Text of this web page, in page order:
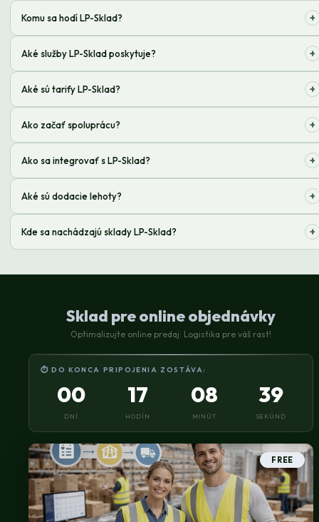
Komu sa hodí LP-Sklad?
+
doručenie tovaru;
Aké služby LP-Sklad poskytuje? +
Aké sú tarify LP-Sklad?
+
Ako začať spoluprácu?
+
Ako sa integrovať s LP-Sklad?
+
Aké sú dodacie lehoty?
+
Kde sa nachádzajú sklady LP-Sklad?
+
Sklad pre online objednávky
Optimalizujte online predaj: Logistika pre váš rast!
⏱ DO KONCA PRIPOJENIA ZOSTÁVA:
00
DNÍ
17
HODÍN
08
MINÚT
39
SEKÚND
FREE